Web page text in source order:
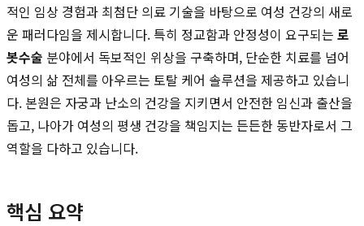
적인 임상 경험과 최첨단 의료 기술을 바탕으로 여성 건강의 새로
운 패러다임을 제시합니다. 특히 정교함과 안정성이 요구되는 로
봇수술 분야에서 독보적인 위상을 구축하며, 단순한 치료를 넘어
여성의 삶 전체를 아우르는 토탈 케어 솔루션을 제공하고 있습니
다. 본원은 자궁과 난소의 건강을 지키면서 안전한 임신과 출산을
돕고, 나아가 여성의 평생 건강을 책임지는 든든한 동반자로서 그
역할을 다하고 있습니다.
핵심 요약